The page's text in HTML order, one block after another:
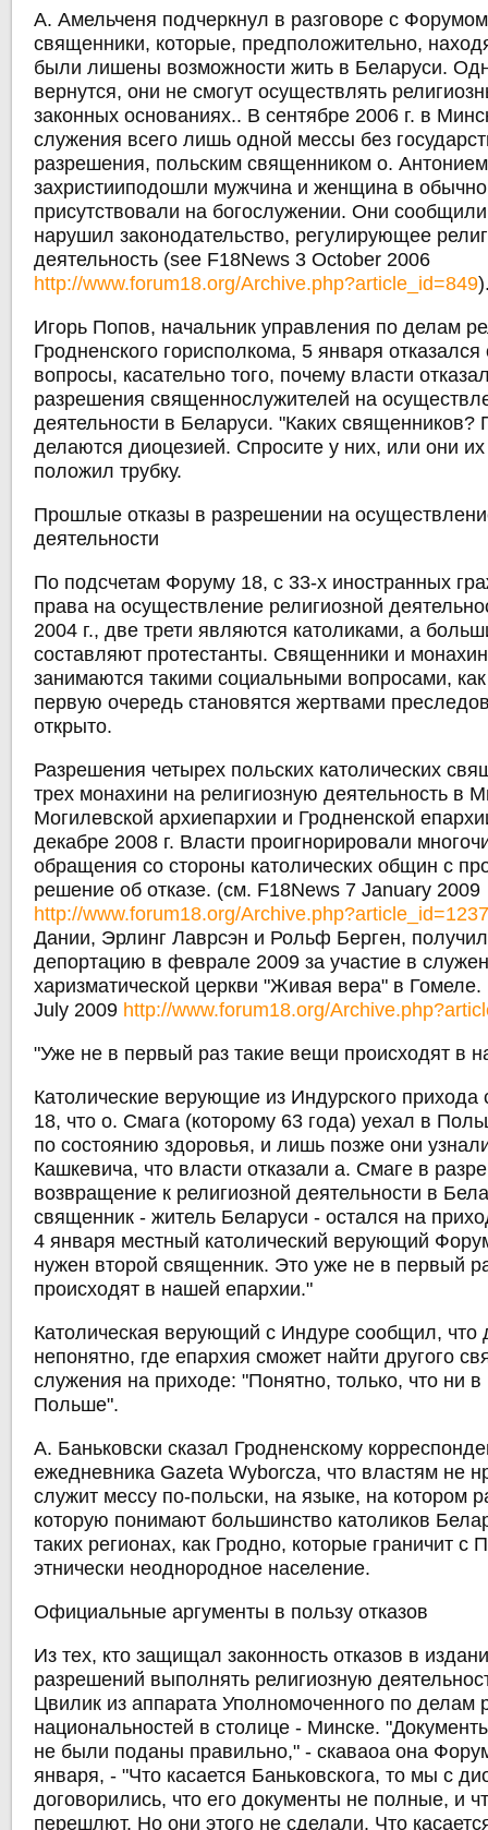
А. Амельченя подчеркнул в разговоре с
священники, которые, предположительно,
были лишены возможности жить в Беларуси.
вернутся, они не смогут осуществлять
законных основаниях.. В сентябре 2006 г. в
служения всего лишь одной мессы без
разрешения, польским священником о.
захристииподошли мужчина и женщина в
присутствовали на богослужении. Они
нарушил законодательство, регулирующее
деятельность (see F18News 3 October 2006
http://www.forum18.org/Archive.php?article_id=849
Игорь Попов, начальник управления по делам
Гродненского горисполкома, 5 января
вопросы, касательно того, почему власти
разрешения священнослужителей на
деятельности в Беларуси. "Каких священников?
делаются диоцезией. Спросите у них, или они
положил трубку.
Прошлые отказы в разрешении на
деятельности
По подсчетам Форуму 18, с 33-х иностранных
права на осуществление религиозной
2004 г., две трети являются католиками, а
составляют протестанты. Священники и
занимаются такими социальными вопросами,
первую очередь становятся жертвами
открыто.
Разрешения четырех польских католических
трех монахини на религиозную деятельность в
Могилевской архиепархии и Гродненской
декабре 2008 г. Власти проигнорировали
обращения со стороны католических общин с
решение об отказе. (см. F18News 7 January 2009
http://www.forum18.org/
Дании, Эрлинг Лаврсэн и Рольф Берген,
депортацию в феврале 2009 за участие в
харизматической церкви "Живая вера" в
July 2009 http://www.forum18.org/
"Уже не в первый раз такие вещи происходят в
Католические верующие из Индурского
18, что о. Смага (которому 63 года) уехал в
по состоянию здоровья, и лишь позже они
Кашкевича, что власти отказали а. Смаге в
возвращение к религиозной деятельности в
священник - житель Беларуси - остался на
4 января местный католический верующий
нужен второй священник. Это уже не в первый
происходят в нашей епархии."
Католическая верующий с Индуре сообщил, что
непонятно, где епархия сможет найти другого
служения на приходе: "Понятно, только, что ни
Польше".
А. Баньковски сказал Гродненскому
ежедневника Gazeta Wyborcza, что властям не
служит мессу по-польски, на языке, на котором
которую понимают большинство католиков
таких регионах, как Гродно, которые граничит
этнически неоднородное население.
Официальные аргументы в пользу отказов
Из тех, кто защищал законность отказов в
разрешений выполнять религиозную
Цвилик из аппарата Уполномоченного по делам
национальностей в столице - Минске.
не были поданы правильно," - скаваоа она
января, - "Что касается Баньковскога, то мы с
договорились, что его документы не полные, и
перешлют. Но они этого не сделали. Что